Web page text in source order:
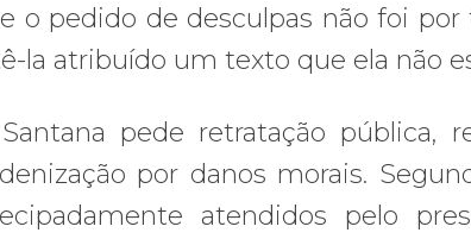
o pedido de desculpas não foi por
la atribuído um texto que ela não
pede retratação pública,
por danos morais.
atendidos pelo